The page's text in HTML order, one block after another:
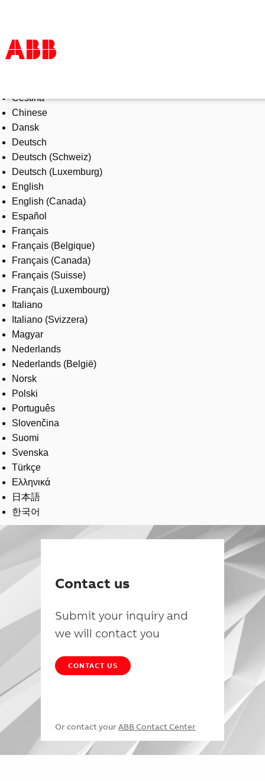
Products & Solutions
Industries
Services
About us
Where to buy
Contact us
Careers
Čeština
Chinese
Dansk
Deutsch
Deutsch (Schweiz)
Deutsch (Luxemburg)
English
English (Canada)
Español
Français
Français (Belgique)
Français (Canada)
Français (Suisse)
Français (Luxembourg)
Italiano
Italiano (Svizzera)
Magyar
Nederlands
Nederlands (België)
Norsk
Polski
Português
Slovenčina
Suomi
Svenska
Türkçe
Ελληνικά
日本語
한국어
Contact us
Submit your inquiry and
we will contact you
CONTACT US
Or contact your ABB Contact Center